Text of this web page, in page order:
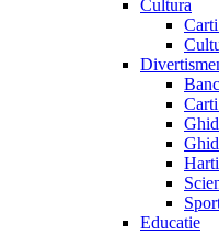
Cultura
Educatie